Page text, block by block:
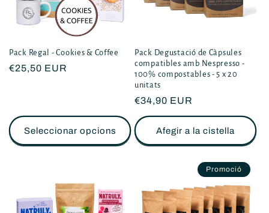
Pack Regal - Cookies & Coffee
Preu
€25,50 EUR
Seleccionar opcions
Pack Degustació de Càpsules
compatibles amb Nespresso -
100% compostables - 5 x 20
unitats
Preu
habitual
€34,90 EUR
Afegir a la cistella
Promoció